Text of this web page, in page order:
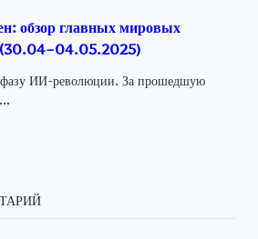
обзор главных мировых
(30.04–04.05.2025)
ИИ-революции. За прошедшую